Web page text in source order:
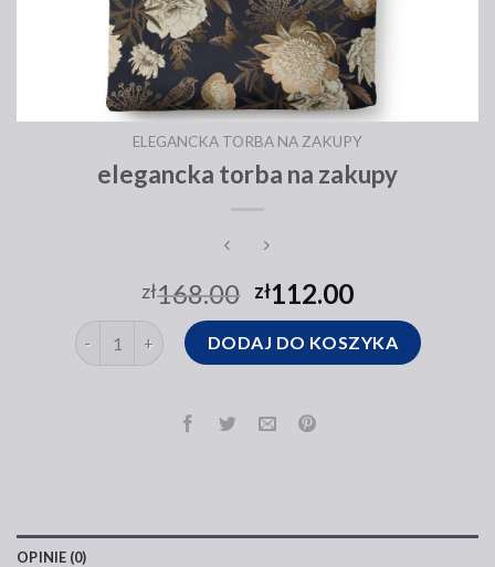
ELEGANCKA TORBA NA ZAKUPY
elegancka torba na zakupy
zł168.00 zł112.00
ilość elegancka torba na zakupyDODAJ DO KOSZYKA
OPINIE (0)